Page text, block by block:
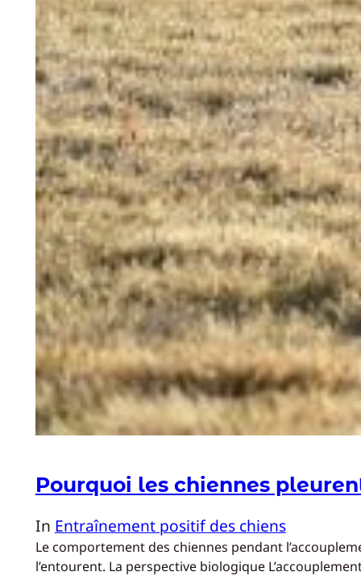
Pourquoi les chiennes
In Entraînement positif des chiens
Le comportement des chiennes pendant
l’entourent. La perspective biologique